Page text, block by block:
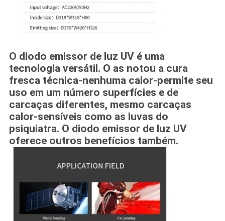
O diodo emissor de luz UV é uma
tecnologia versátil. O as notou a cura
fresca técnica-nenhuma calor-permite seu
uso em um número superfícies e de
carcaças diferentes, mesmo carcaças
calor-sensíveis como as luvas do
psiquiatra. O diodo emissor de luz UV
oferece outros benefícios também.